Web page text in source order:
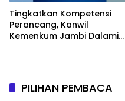
Tingkatkan Kompetensi
Perancang, Kanwil
Kemenkum Jambi Dalami
PILIHAN PEMBACA